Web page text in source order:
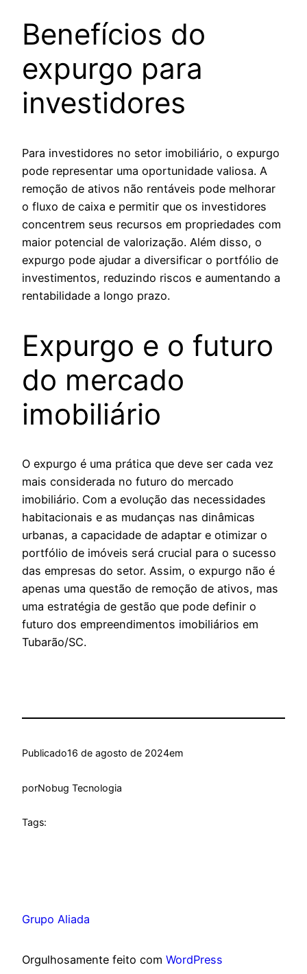
Benefícios do
expurgo para
investidores
Para investidores no setor imobiliário, o expurgo
pode representar uma oportunidade valiosa. A
remoção de ativos não rentáveis pode melhorar
o fluxo de caixa e permitir que os investidores
concentrem seus recursos em propriedades com
maior potencial de valorização. Além disso, o
expurgo pode ajudar a diversificar o portfólio de
investimentos, reduzindo riscos e aumentando a
rentabilidade a longo prazo.
Expurgo e o futuro
do mercado
imobiliário
O expurgo é uma prática que deve ser cada vez
mais considerada no futuro do mercado
imobiliário. Com a evolução das necessidades
habitacionais e as mudanças nas dinâmicas
urbanas, a capacidade de adaptar e otimizar o
portfólio de imóveis será crucial para o sucesso
das empresas do setor. Assim, o expurgo não é
apenas uma questão de remoção de ativos, mas
uma estratégia de gestão que pode definir o
futuro dos empreendimentos imobiliários em
Tubarão/SC.
Publicado16 de agosto de 2024em
porNobug Tecnologia
Tags:
Grupo Aliada
Orgulhosamente feito com WordPress